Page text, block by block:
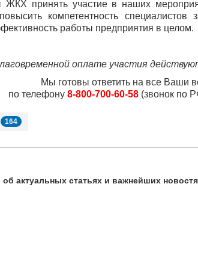
принять участие в наших
компетентность
работы предприятия в целом.
оплате участия
Мы готовы ответить на все Ваши
по телефону 8-800-700-60-58 (звонок по
164
об актуальных статьях и важнейших